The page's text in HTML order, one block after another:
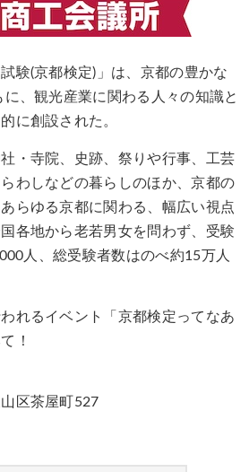
験(京都検定)」は、京都の豊かな
、観光産業に関わる人々の知識と
に創設された。
・寺院、史跡、祭りや行事、工芸
わしなどの暮らしのほか、京都の
らゆる京都に関わる、幅広い視点
各地から老若男女を問わず、受験
人、総受験者数はのべ約15万人
れるイベント「京都検定ってなあ
！
区茶屋町527